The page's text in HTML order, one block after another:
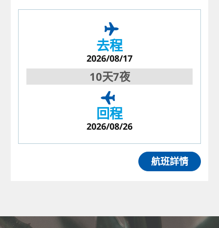
去程
2026/08/17
10天7夜
回程
2026/08/26
航班詳情